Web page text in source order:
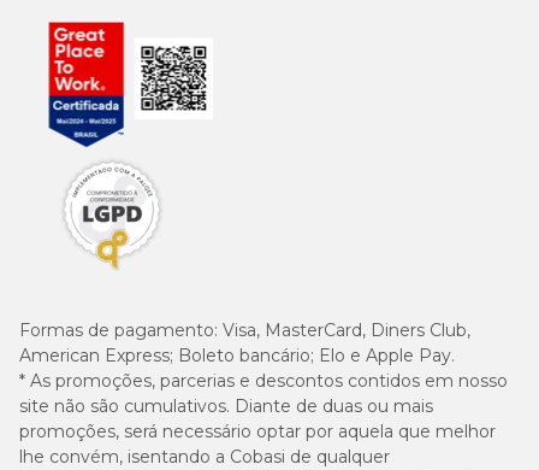
Formas de pagamento: Visa, MasterCard, Diners Club,
American Express; Boleto bancário; Elo e Apple Pay.
* As promoções, parcerias e descontos contidos em nosso
site não são cumulativos. Diante de duas ou mais
promoções, será necessário optar por aquela que melhor
lhe convém, isentando a Cobasi de qualquer